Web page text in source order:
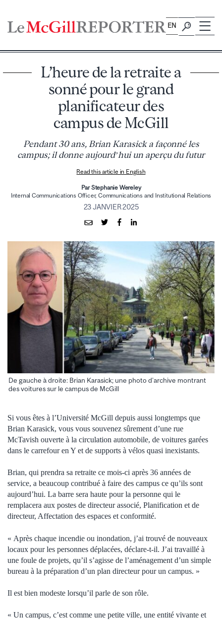
content
EN
L’heure de la retraite a
sonné pour le grand
planificateur des
campus de McGill
Pendant 30 ans, Brian Karasick a façonné les
campus; il donne aujourd’hui un aperçu du futur
Read this article in English
Par Stephanie Wereley
Internal Communications Officer, Communications and Institutional Relations
23 JANVIER 2025
De gauche à droite: Brian Karasick; une photo d’archive montrant
des voitures sur le campus de McGill
Si vous êtes à l’Université McGill depuis aussi longtemps que
Brian Karasick, vous vous souvenez sûrement d’une rue
McTavish ouverte à la circulation automobile, de voitures garées
dans le carrefour en Y et de supports à vélos quasi inexistants.
Brian, qui prendra sa retraite ce mois-ci après 36 années de
service, a beaucoup contribué à faire des campus ce qu’ils sont
aujourd’hui. La barre sera haute pour la personne qui le
remplacera aux postes de directeur associé, Planification et de
directeur, Affectation des espaces et conformité.
« Après chaque incendie ou inondation, j’ai trouvé de nouveaux
locaux pour les personnes déplacées, déclare-t-il. J’ai travaillé à
une foule de projets, qu’il s’agisse de l’aménagement d’un simple
bureau à la préparation d’un plan directeur pour un campus. »
Il est bien modeste lorsqu’il parle de son rôle.
« Un campus, c’est comme une petite ville, une entité vivante et